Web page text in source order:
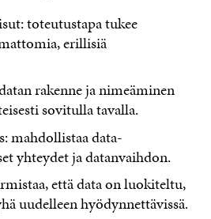
toteutustapa tukee
erillisiä
rakenne ja nimeäminen
sovitulla tavalla.
mahdollistaa data-
yhteydet ja datanvaihdon.
että data on luokiteltu,
uudelleen hyödynnettävissä.